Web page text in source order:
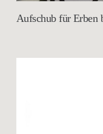
Aufschub für Erben